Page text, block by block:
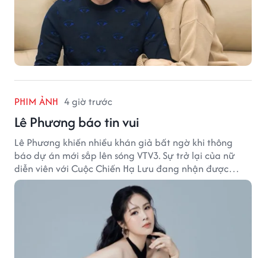
PHIM ẢNH 4 giờ trước
Lê Phương báo tin vui
Lê Phương khiến nhiều khán giả bất ngờ khi thông
báo dự án mới sắp lên sóng VTV3. Sự trở lại của nữ
diễn viên với Cuộc Chiến Hạ Lưu đang nhận được
nhiều sự quan tâm.